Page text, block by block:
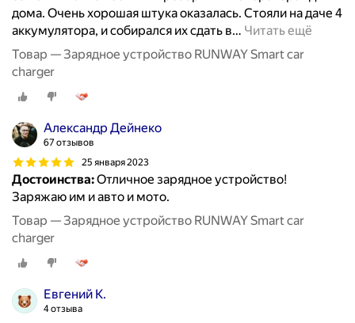
дома. Очень хорошая штука оказалась. Стояли на даче 4
аккумулятора, и собирался их сдать в… Читать ещё
Товар — Зарядное устройство RUNWAY Smart car
charger
Александр Дейнеко
67 отзывов
25 января 2023
Достоинства:Отличное зарядное устройство!
Заряжаю им и авто и мото.
Товар — Зарядное устройство RUNWAY Smart car
charger
Евгений К.
4 отзыва